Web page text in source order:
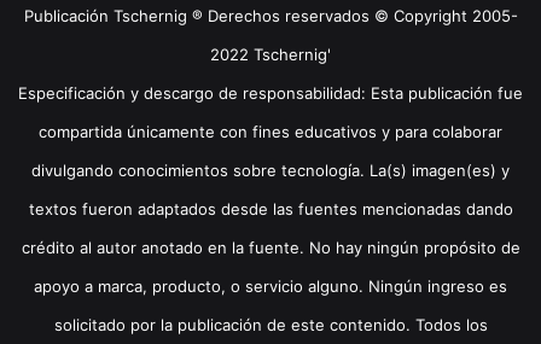
Publicación Tschernig ® Derechos reservados © Copyright 2005-
2022 Tschernig'
Especificación y descargo de responsabilidad: Esta publicación fue
compartida únicamente con fines educativos y para colaborar
divulgando conocimientos sobre tecnología. La(s) imagen(es) y
textos fueron adaptados desde las fuentes mencionadas dando
crédito al autor anotado en la fuente. No hay ningún propósito de
apoyo a marca, producto, o servicio alguno. Ningún ingreso es
solicitado por la publicación de este contenido. Todos los